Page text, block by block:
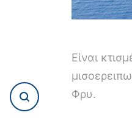
Eίναι
Φρυ.